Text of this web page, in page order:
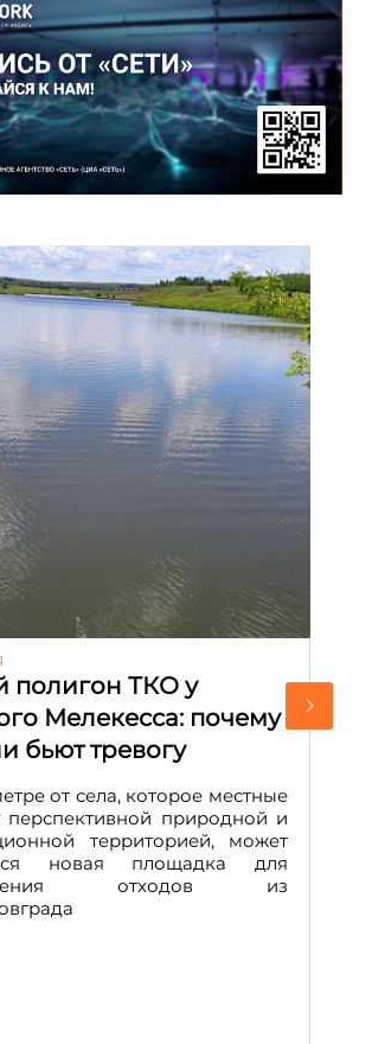
полигон ТКО у
Мелекесса: почему
бьют тревогу
от села, которое местные
перспективной природной и
территорией, может
новая площадка для
отходов из